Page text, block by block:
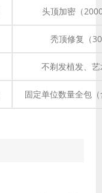
头顶加密（
秃顶修复（
不剃发植发、
固定单位数量全包